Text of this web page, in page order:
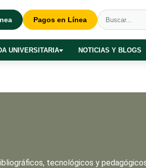
Pagos en Línea
UNIVERSITARIA NOTICIAS Y BLOGS
tecnológicos y